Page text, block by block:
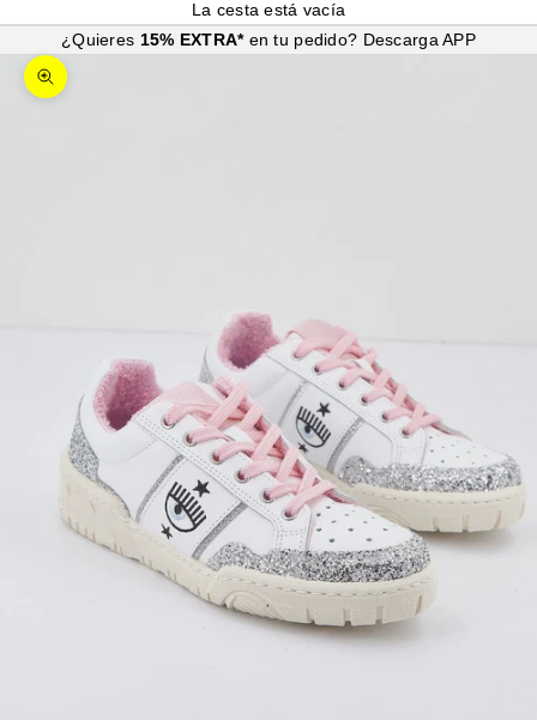
La cesta está vacía
¿Quieres 15% EXTRA* en tu pedido? Descarga APP
Zoom